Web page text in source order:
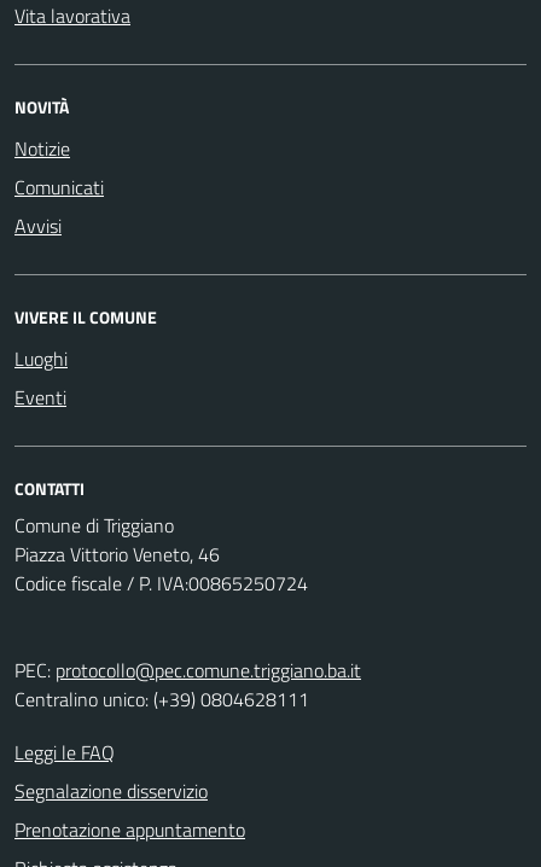
Vita lavorativa
NOVITÀ
Notizie
Comunicati
Avvisi
VIVERE IL COMUNE
Luoghi
Eventi
CONTATTI
Comune di Triggiano
Piazza Vittorio Veneto, 46
Codice fiscale / P. IVA:00865250724
PEC: protocollo@pec.comune.triggiano.ba.it
Centralino unico: (+39) 0804628111
Leggi le FAQ
Segnalazione disservizio
Prenotazione appuntamento